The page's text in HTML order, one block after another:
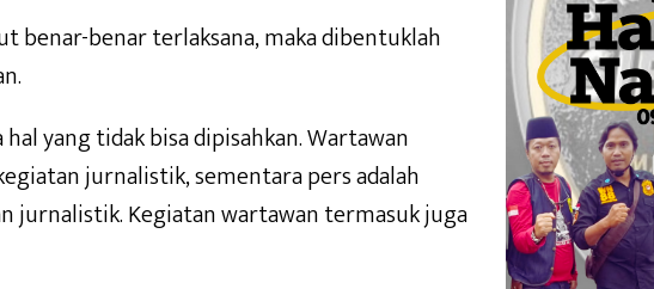
benar-benar terlaksana, maka dibentuklah
yang tidak bisa dipisahkan. Wartawan
jurnalistik, sementara pers adalah
jurnalistik. Kegiatan wartawan termasuk juga